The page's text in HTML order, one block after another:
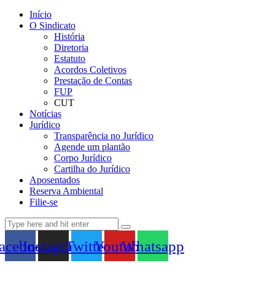
Início
O Sindicato
História
Diretoria
Estatuto
Acordos Coletivos
Prestação de Contas
FUP
CUT
Notícias
Jurídico
Transparência no Jurídico
Agende um plantão
Corpo Jurídico
Cartilha do Jurídico
Aposentados
Reserva Ambiental
Filie-se
InstagramTwitterYoutubeWhatsapp